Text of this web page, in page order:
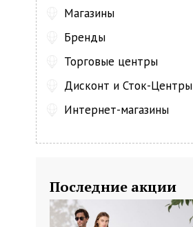
Магазины
Бренды
Торговые центры
Дисконт и Сток-Центры
Интернет-магазины
Последние акции